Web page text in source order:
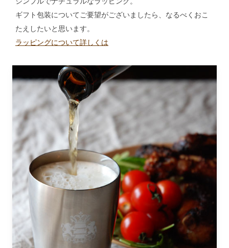
ギフト包装についてご要望がございましたら、なるべくおこ
たえしたいと思います。
ラッピングについて詳しくは